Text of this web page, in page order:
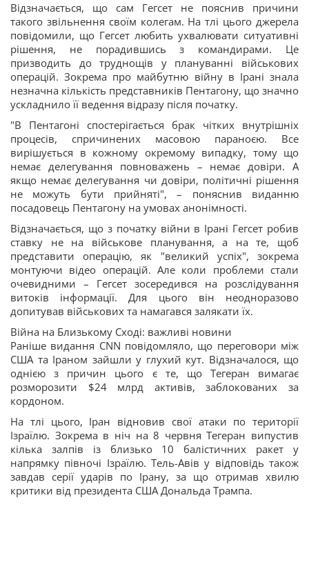
Відзначається, що сам Гегсет не пояснив причини
такого звільнення своїм колегам. На тлі цього джерела
повідомили, що Гегсет любить ухвалювати ситуативні
рішення, не порадившись з командирами. Це
призводить до труднощів у плануванні військових
операцій. Зокрема про майбутню війну в Ірані знала
незначна кількість представників Пентагону, що значно
ускладнило її ведення відразу після початку.
"В Пентагоні спостерігається брак чітких внутрішніх
процесів, спричинених масовою параноєю. Все
вирішується в кожному окремому випадку, тому що
немає делегування повноважень – немає довіри. А
якщо немає делегування чи довіри, політичні рішення
не можуть бути прийняті", – поняснив виданню
посадовець Пентагону на умовах анонімності.
Відзначається, що з початку війни в Ірані Гегсет робив
ставку не на військове планування, а на те, щоб
представити операцію, як "великий успіх", зокрема
монтуючи відео операцій. Але коли проблеми стали
очевидними – Гегсет зосередився на розслідування
витоків інформації. Для цього він неодноразово
допитував військових та намагався залякати їх.
Війна на Близькому Сході: важливі новини
Раніше видання CNN повідомляло, що переговори між
США та Іраном зайшли у глухий кут. Відзначалося, що
однією з причин цього є те, що Тегеран вимагає
розморозити $24 млрд активів, заблокованих за
кордоном.
На тлі цього, Іран відновив свої атаки по території
Ізраїлю. Зокрема в ніч на 8 червня Тегеран випустив
кілька залпів із близько 10 балістичних ракет у
напрямку півночі Ізраїлю. Тель-Авів у відповідь також
завдав серії ударів по Ірану, за що отримав хвилю
критики від президента США Дональда Трампа.